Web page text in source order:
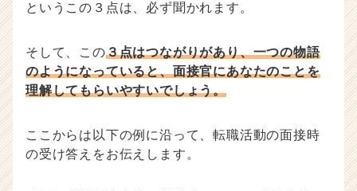
というこの３点は、必ず聞かれます。
そして、この３点はつながりがあり、一つの物語
のようになっていると、面接官にあなたのことを
理解してもらいやすいでしょう。
ここからは以下の例に沿って、転職活動の面接時
の受け答えをお伝えします。